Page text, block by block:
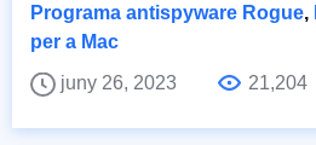
Programa antispyware Rogue,
per a Mac
juny 26, 2023
21,204